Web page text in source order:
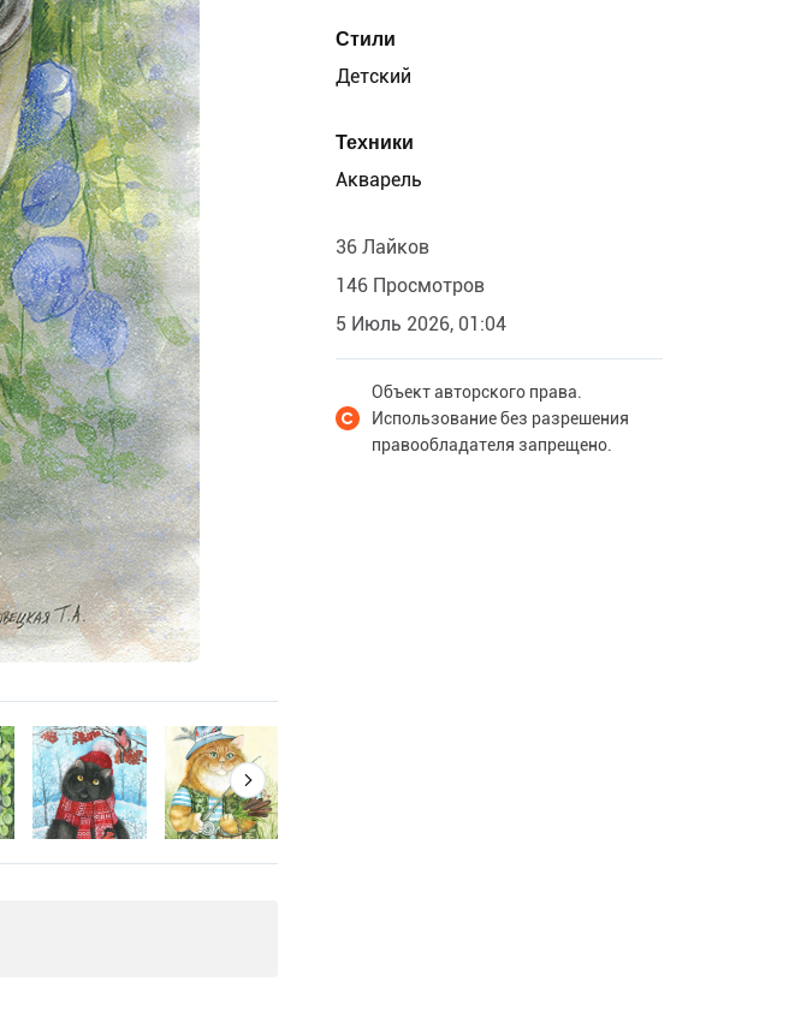
Стили
Детский
Техники
Акварель
36 Лайков
146 Просмотров
5 Июль 2026, 01:04
Объект авторского права.
Использование без разрешения
правообладателя запрещено.